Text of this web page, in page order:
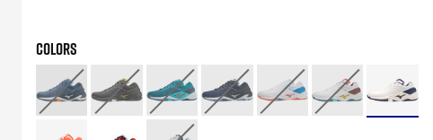
COLORS